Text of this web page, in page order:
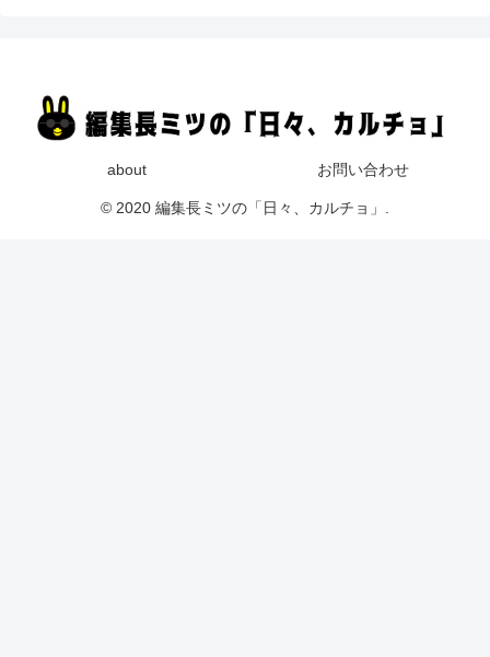
about お問い合わせ
© 2020 編集長ミツの「日々、カルチョ」.